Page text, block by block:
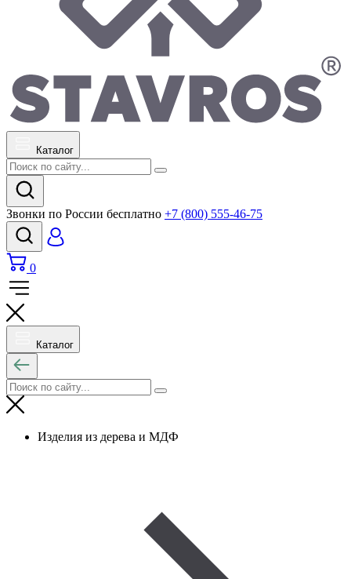
Каталог
Звонки по России бесплатно +7 (800) 555-46-75
0
Каталог
Изделия из дерева и МДФ